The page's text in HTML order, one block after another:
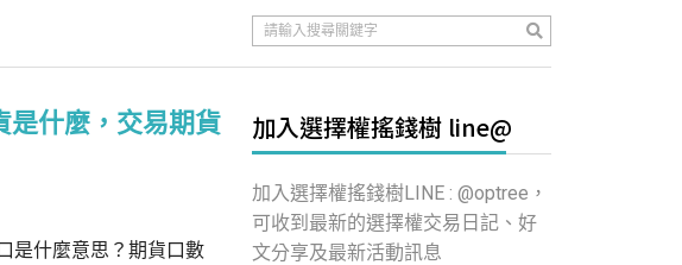
是什麼，交易期貨
是什麼意思？期貨口數
加入選擇權搖錢樹 line@
加入選擇權搖錢樹LINE : @optree，
可收到最新的選擇權交易日記、好
文分享及最新活動訊息